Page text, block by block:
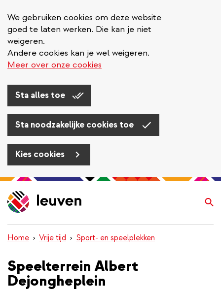
We gebruiken cookies om deze website
goed te laten werken. Die kan je niet
weigeren.
Andere cookies kan je wel weigeren.
Meer over onze cookies
Sta alles toe
Sta noodzakelijke cookies toe
Kies cookies
Overslaan
en
naar
inhoud
gaan
Home Vrije tijd Sport- en speelplekken
Speelterrein Albert
Dejongheplein